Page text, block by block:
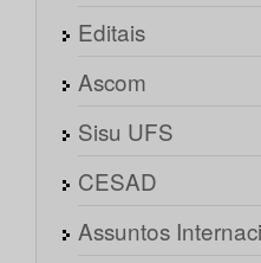
Editais
Ascom
Sisu UFS
CESAD
Assuntos